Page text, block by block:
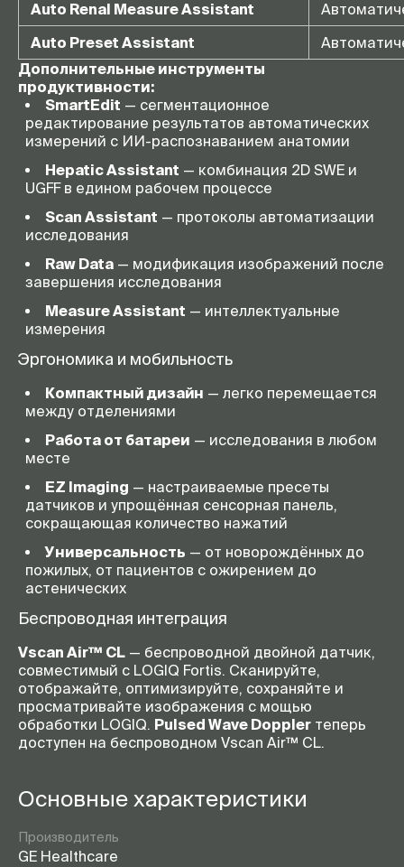
Auto Renal Measure Assistant
Auto Preset Assistant
Дополнительные инструменты
продуктивности:
SmartEdit — сегментационное
редактирование результатов автоматических
измерений с ИИ-распознаванием анатомии
Hepatic Assistant — комбинация 2D SWE и
UGFF в едином рабочем процессе
Scan Assistant — протоколы автоматизации
исследования
Raw Data — модификация изображений после
завершения исследования
Measure Assistant — интеллектуальные
измерения
Эргономика и мобильность
Компактный дизайн — легко перемещается
между отделениями
Работа от батареи — исследования в любом
месте
EZ Imaging — настраиваемые пресеты
датчиков и упрощённая сенсорная панель,
сокращающая количество нажатий
Универсальность — от новорождённых до
пожилых, от пациентов с ожирением до
астенических
Беспроводная интеграция
Vscan Air™ CL — беспроводной двойной датчик,
совместимый с LOGIQ Fortis. Сканируйте,
отображайте, оптимизируйте, сохраняйте и
просматривайте изображения с мощью
обработки LOGIQ. Pulsed Wave Doppler теперь
доступен на беспроводном Vscan Air™ CL.
Основные характеристики
Производитель
GE Healthcare